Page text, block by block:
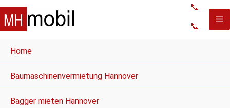
📞
📞
Home
Baumaschinenvermietung Hannover
Bagger mieten Hannover